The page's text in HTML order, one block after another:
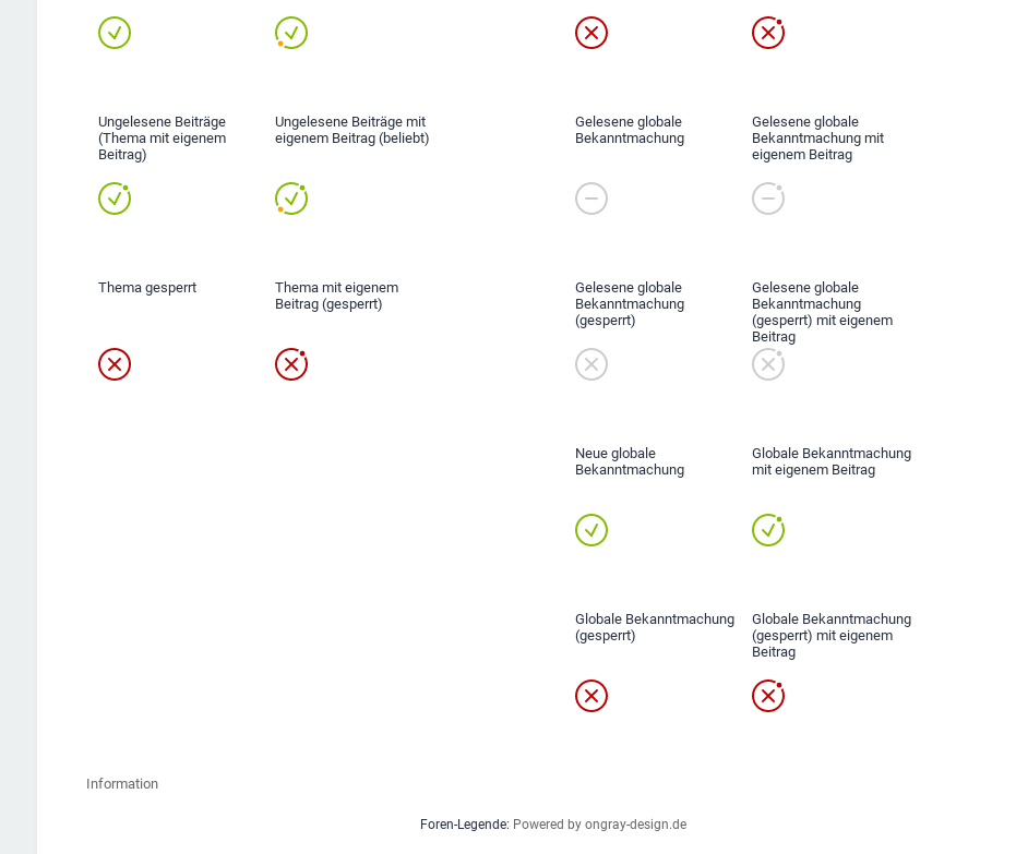
Ungelesene Beiträge
(Thema mit eigenem
Beitrag)
Ungelesene Beiträge mit
eigenem Beitrag (beliebt)
Thema gesperrt
Thema mit eigenem
Beitrag (gesperrt)
Gelesene globale
Bekanntmachung
Gelesene globale
Bekanntmachung mit
eigenem Beitrag
Gelesene globale
Bekanntmachung
(gesperrt)
Gelesene globale
Bekanntmachung
(gesperrt) mit eigenem
Beitrag
Neue globale
Bekanntmachung
Globale Bekanntmachung
mit eigenem Beitrag
Globale Bekanntmachung
(gesperrt)
Globale Bekanntmachung
(gesperrt) mit eigenem
Beitrag
Information
Foren-Legende: Powered by ongray-design.de